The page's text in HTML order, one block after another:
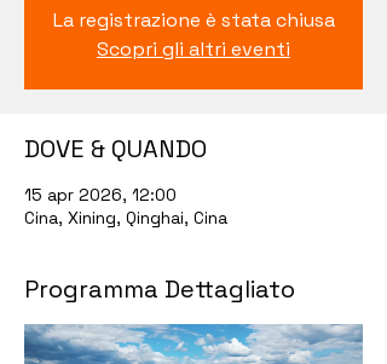
La registrazione è stata chiusa
Scopri gli altri eventi
DOVE & QUANDO
15 apr 2026, 12:00
Cina, Xining, Qinghai, Cina
Programma Dettagliato